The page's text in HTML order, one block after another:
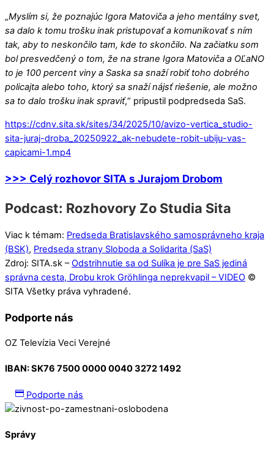
„Myslím si, že poznajúc Igora Matoviča a jeho mentálny svet,
sa dalo k tomu trošku inak pristupovať a komunikovať s ním
tak, aby to neskončilo tam, kde to skončilo. Na začiatku som
bol presvedčený o tom, že na strane Igora Matoviča a OĽaNO
to je 100 percent viny a Saska sa snaží robiť toho dobrého
policajta alebo toho, ktorý sa snaží nájsť riešenie, ale možno
sa to dalo trošku inak spraviť,“ pripustil podpredseda SaS.
https://cdnv.sita.sk/sites/34/2025/10/avizo-vertica_studio-
sita-juraj-droba_20250922_ak-nebudete-robit-ubiju-vas-
capicami-1.mp4
>>> Celý rozhovor SITA s Jurajom Drobom
Podcast: Rozhovory Zo Studia Sita
Viac k témam: Predseda Bratislavského samosprávneho kraja
(BSK), Predseda strany Sloboda a Solidarita (SaS)
Zdroj: SITA.sk –Odstrihnutie sa od Sulíka je pre SaS jediná
správna cesta, Drobu krok Gröhlinga neprekvapil – VIDEO ©
SITA Všetky práva vyhradené.
Podporte nás
OZ Televízia Veci Verejné
IBAN:SK76 7500 0000 0040 3272 1492
Podporte nás
Správy